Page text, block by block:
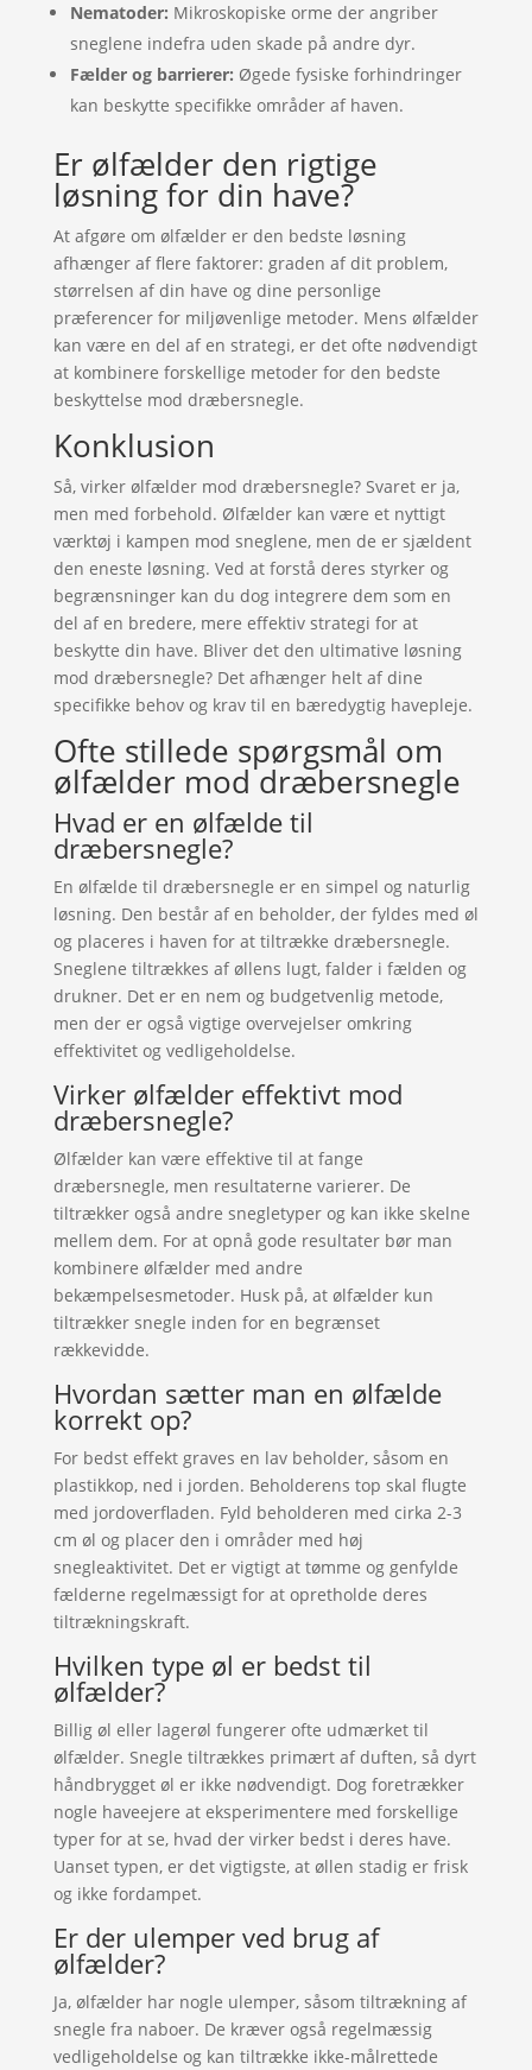
Nematoder: Mikroskopiske orme der angriber
sneglene indefra uden skade på andre dyr.
Fælder og barrierer: Øgede fysiske forhindringer
kan beskytte specifikke områder af haven.
Er ølfælder den rigtige
løsning for din have?
At afgøre om ølfælder er den bedste løsning
afhænger af flere faktorer: graden af dit problem,
størrelsen af din have og dine personlige
præferencer for miljøvenlige metoder. Mens ølfælder
kan være en del af en strategi, er det ofte nødvendigt
at kombinere forskellige metoder for den bedste
beskyttelse mod dræbersnegle.
Konklusion
Så, virker ølfælder mod dræbersnegle? Svaret er ja,
men med forbehold. Ølfælder kan være et nyttigt
værktøj i kampen mod sneglene, men de er sjældent
den eneste løsning. Ved at forstå deres styrker og
begrænsninger kan du dog integrere dem som en
del af en bredere, mere effektiv strategi for at
beskytte din have. Bliver det den ultimative løsning
mod dræbersnegle? Det afhænger helt af dine
specifikke behov og krav til en bæredygtig havepleje.
Ofte stillede spørgsmål om
ølfælder mod dræbersnegle
Hvad er en ølfælde til
dræbersnegle?
En ølfælde til dræbersnegle er en simpel og naturlig
løsning. Den består af en beholder, der fyldes med øl
og placeres i haven for at tiltrække dræbersnegle.
Sneglene tiltrækkes af øllens lugt, falder i fælden og
drukner. Det er en nem og budgetvenlig metode,
men der er også vigtige overvejelser omkring
effektivitet og vedligeholdelse.
Virker ølfælder effektivt mod
dræbersnegle?
Ølfælder kan være effektive til at fange
dræbersnegle, men resultaterne varierer. De
tiltrækker også andre snegletyper og kan ikke skelne
mellem dem. For at opnå gode resultater bør man
kombinere ølfælder med andre
bekæmpelsesmetoder. Husk på, at ølfælder kun
tiltrækker snegle inden for en begrænset
rækkevidde.
Hvordan sætter man en ølfælde
korrekt op?
For bedst effekt graves en lav beholder, såsom en
plastikkop, ned i jorden. Beholderens top skal flugte
med jordoverfladen. Fyld beholderen med cirka 2-3
cm øl og placer den i områder med høj
snegleaktivitet. Det er vigtigt at tømme og genfylde
fælderne regelmæssigt for at opretholde deres
tiltrækningskraft.
Hvilken type øl er bedst til
ølfælder?
Billig øl eller lagerøl fungerer ofte udmærket til
ølfælder. Snegle tiltrækkes primært af duften, så dyrt
håndbrygget øl er ikke nødvendigt. Dog foretrækker
nogle haveejere at eksperimentere med forskellige
typer for at se, hvad der virker bedst i deres have.
Uanset typen, er det vigtigste, at øllen stadig er frisk
og ikke fordampet.
Er der ulemper ved brug af
ølfælder?
Ja, ølfælder har nogle ulemper, såsom tiltrækning af
snegle fra naboer. De kræver også regelmæssig
vedligeholdelse og kan tiltrække ikke-målrettede